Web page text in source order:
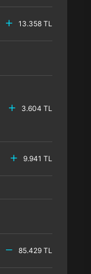
13.358 TL
3.604 TL
9.941 TL
85.429 TL